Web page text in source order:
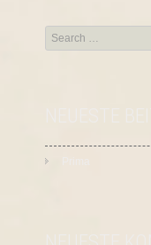
Search
for: